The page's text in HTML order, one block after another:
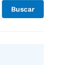
Buscar